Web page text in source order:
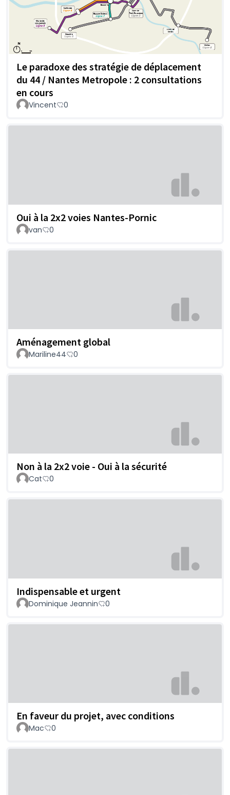
Le paradoxe des stratégie de déplacement
du 44 / Nantes Metropole : 2 consultations
en cours
Vincent 0
Oui à la 2x2 voies Nantes-Pornic
van 0
Aménagement global
Mariline44 0
Non à la 2x2 voie - Oui à la sécurité
Cat 0
Indispensable et urgent
Dominique Jeannin 0
En faveur du projet, avec conditions
Mac 0